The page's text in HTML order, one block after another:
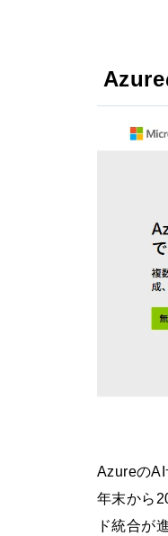
Azure
Azureの
年末から
ド統合が